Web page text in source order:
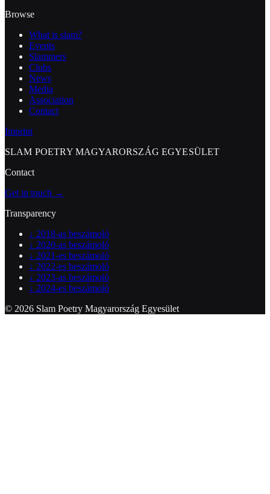
Browse
What is slam?
Events
Slammers
Clubs
News
Media
Association
Contact
Imprint
SLAM POETRY MAGYARORSZÁG EGYESÜLET
Contact
Get in touch →
Transparency
↓ 2018-as beszámoló
↓ 2020-as beszámoló
↓ 2021-es beszámoló
↓ 2022-es beszámoló
↓ 2023-as beszámoló
↓ 2024-es beszámoló
© 2026 Slam Poetry Magyarország Egyesület